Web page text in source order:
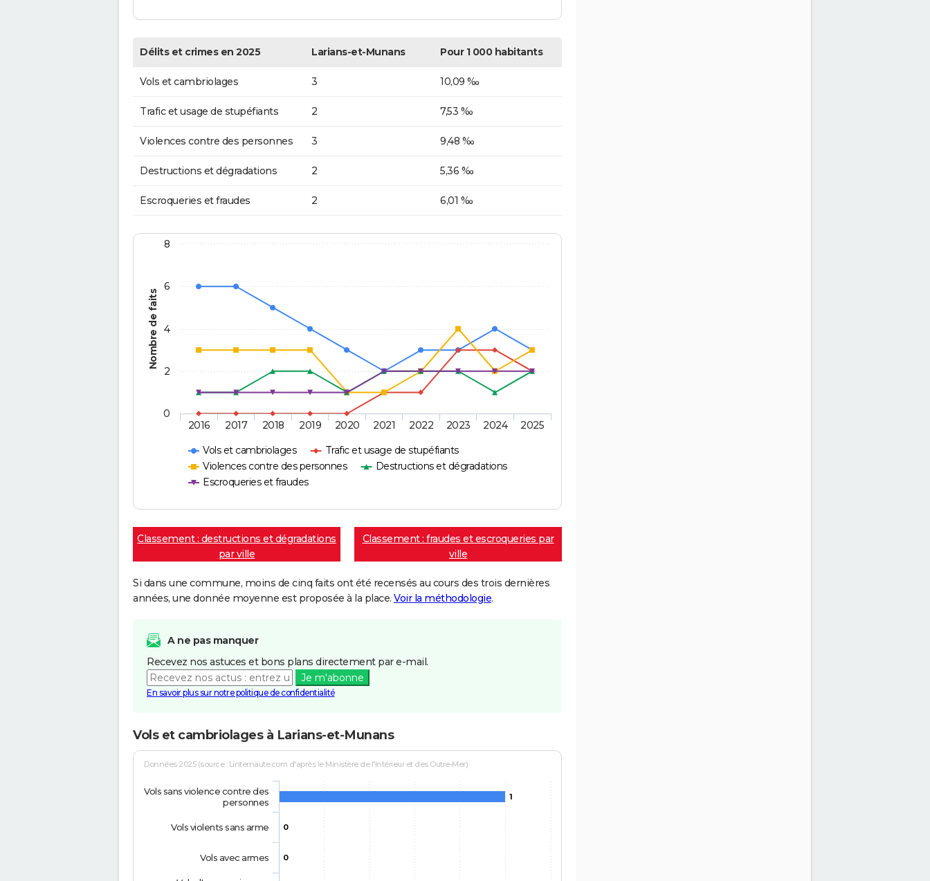
Délits et crimes en 2025 Larians-et-Munans Pour 1 000 habitants
Vols et cambriolages 3 10,09 ‰
Trafic et usage de stupéfiants 2 7,53 ‰
Violences contre des personnes 3 9,48 ‰
Destructions et dégradations 2 5,36 ‰
Escroqueries et fraudes 2 6,01 ‰
Nombre de faits
Vols et cambriolages
Trafic et usage de stupéfiants
Violences contre des personnes
Destructions et dégradations
Escroqueries et fraudes
2016 2017 2018 2019 2020 2021 2022 2023 2024 2025
0
2
4
6
8
Classement : destructions et dégradations
par ville
Classement : fraudes et escroqueries par
ville
Si dans une commune, moins de cinq faits ont été recensés au cours des trois dernières
années, une donnée moyenne est proposée à la place. Voir la méthodologie.
A ne pas manquer
Recevez nos astuces et bons plans directement par e-mail.
Je m'abonne
En savoir plus sur notre politique de confidentialité
Vols et cambriolages à Larians-et-Munans
Données 2025 (source : Linternaute.com d'après le Ministère de l'Intérieur et des Outre-Mer)
1
0
0
Vols sans violence contre des
personnes
Vols violents sans arme
Vols avec armes